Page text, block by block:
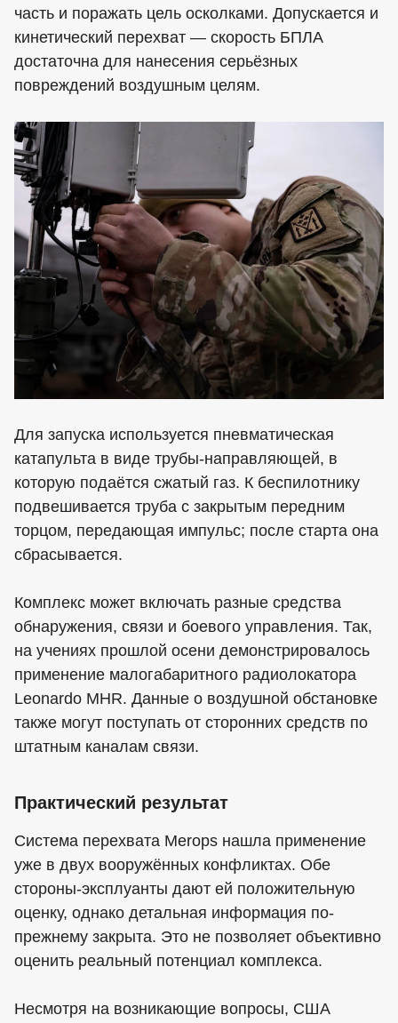
часть и поражать цель осколками. Допускается и
кинетический перехват — скорость БПЛА
достаточна для нанесения серьёзных
повреждений воздушным целям.
Для запуска используется пневматическая
катапульта в виде трубы-направляющей, в
которую подаётся сжатый газ. К беспилотнику
подвешивается труба с закрытым передним
торцом, передающая импульс; после старта она
сбрасывается.
Комплекс может включать разные средства
обнаружения, связи и боевого управления. Так,
на учениях прошлой осени демонстрировалось
применение малогабаритного радиолокатора
Leonardo MHR. Данные о воздушной обстановке
также могут поступать от сторонних средств по
штатным каналам связи.
Практический результат
Система перехвата Merops нашла применение
уже в двух вооружённых конфликтах. Обе
стороны-эксплуанты дают ей положительную
оценку, однако детальная информация по-
прежнему закрыта. Это не позволяет объективно
оценить реальный потенциал комплекса.
Несмотря на возникающие вопросы, США